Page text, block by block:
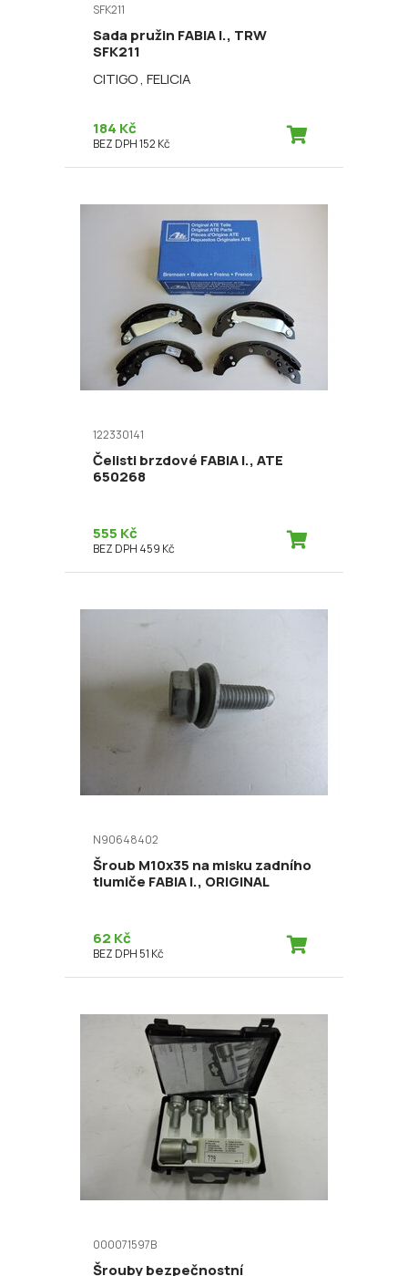
SFK211
Sada pružin FABIA I., TRW
SFK211
CITIGO , FELICIA
184 Kč
BEZ DPH 152 Kč
122330141
Čelisti brzdové FABIA I., ATE
650268
555 Kč
BEZ DPH 459 Kč
N90648402
Šroub M10x35 na misku zadního
tlumiče FABIA I., ORIGINAL
62 Kč
BEZ DPH 51 Kč
000071597B
Šrouby bezpečnostní